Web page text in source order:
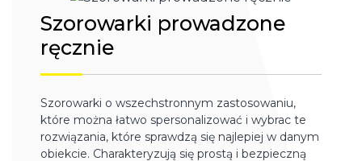
Szorowarki prowadzone
ręcznie
Szorowarki o wszechstronnym zastosowaniu,
które można łatwo spersonalizować i wybrac te
rozwiązania, które sprawdzą się najlepiej w danym
obiekcie. Charakteryzują się prostą i bezpieczną